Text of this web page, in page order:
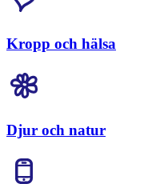
Kropp och hälsa
Djur och natur